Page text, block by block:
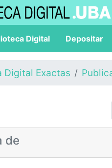
Digital Depositar
Digital Exactas
de